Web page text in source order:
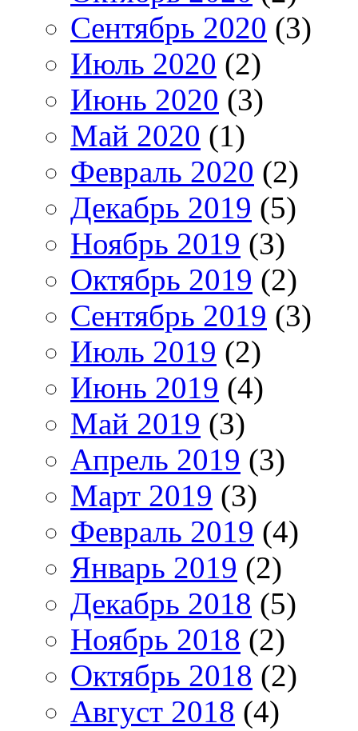
Сентябрь 2020 (3)
Июль 2020 (2)
Июнь 2020 (3)
Май 2020 (1)
Февраль 2020 (2)
Декабрь 2019 (5)
Ноябрь 2019 (3)
Октябрь 2019 (2)
Сентябрь 2019 (3)
Июль 2019 (2)
Июнь 2019 (4)
Май 2019 (3)
Апрель 2019 (3)
Март 2019 (3)
Февраль 2019 (4)
Январь 2019 (2)
Декабрь 2018 (5)
Ноябрь 2018 (2)
Октябрь 2018 (2)
Август 2018 (4)